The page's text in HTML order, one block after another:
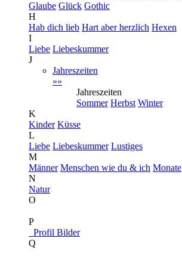
Glaube Glück Gothic
H
Hab dich lieb Hart aber herzlich Hexen
I
Liebe Liebeskummer
J
Jahreszeiten
»»
Jahreszeiten
Sommer Herbst Winter
K
Kinder Küsse
L
Liebe Liebeskummer Lustiges
M
Männer Menschen wie du & ich Monate
N
Natur
O
P
Profil Bilder
Q